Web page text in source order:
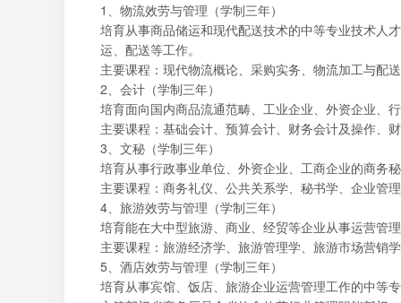
1、物流效劳与管理（学制三年）
培育从事商品储运和现代配送技术的中等专业技术人
运、配送等工作。
主要课程：现代物流概论、采购实务、物流加工与配
2、会计（学制三年）
培育面向国内商品流通范畴、工业企业、外资企业、
主要课程：基础会计、预算会计、财务会计及操作、
3、文秘（学制三年）
培育从事行政事业单位、外资企业、工商企业的商务
主要课程：商务礼仪、公共关系学、秘书学、企业管
4、旅游效劳与管理（学制三年）
培育能在大中型旅游、商业、经贸等企业从事运营管
主要课程：旅游经济学、旅游管理学、旅游市场营销
5、酒店效劳与管理（学制三年）
培育从事宾馆、饭店、旅游企业运营管理工作的中等